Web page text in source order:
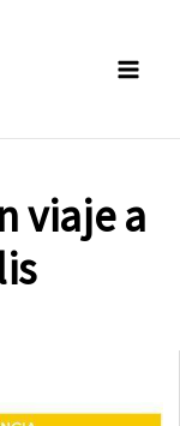
viaje a